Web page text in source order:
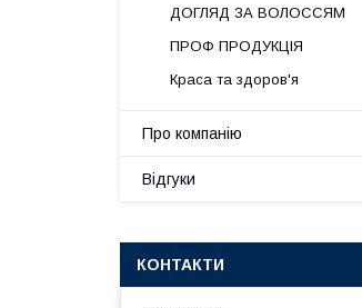
ДОГЛЯД ЗА ВОЛОССЯМ
ПРОФ ПРОДУКЦІЯ
Краса та здоров'я
Про компанію
Відгуки
КОНТАКТИ